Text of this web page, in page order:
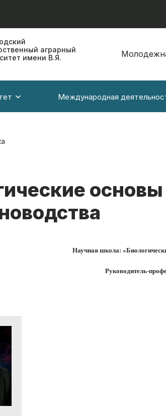
аграрный
имени В.Я.
Международная
Научная школа:
Руководитель-